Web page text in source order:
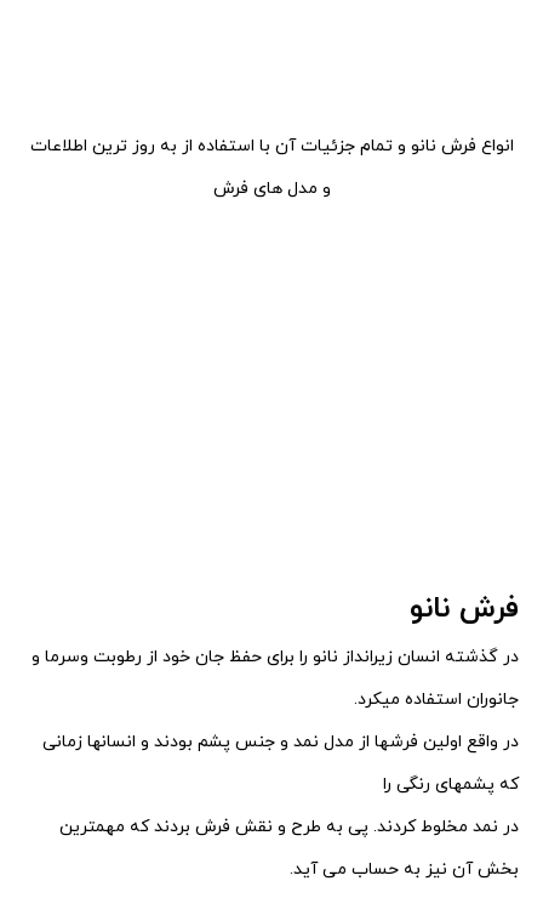
انواع فرش نانو و تمام جزئیات آن با استفاده از به روز ترین اطلاعات
و مدل های فرش
فرش نانو
در گذشته انسان زیرانداز نانو را برای حفظ جان خود از رطوبت وسرما و
جانوران استفاده میکرد.
در واقع اولین فرشها از مدل نمد و جنس پشم بودند و انسانها زمانی
که پشمهای رنگی را
در نمد مخلوط کردند. پی به طرح و نقش فرش بردند که مهمترین
بخش آن نیز به حساب می آید.